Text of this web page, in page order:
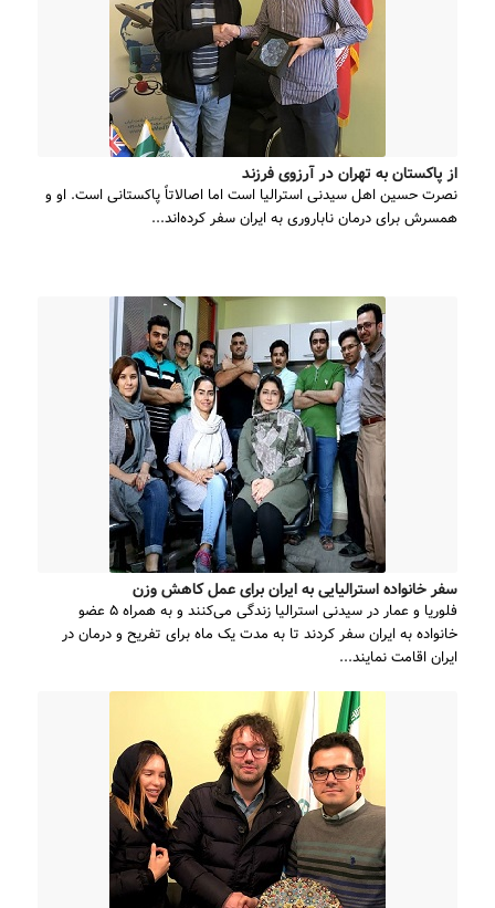
از پاکستان به تهران در آرزوی فرزند
نصرت حسین اهل سیدنی استرالیا است اما اصالاتاً پاکستانی است. او و
همسرش برای درمان ناباروری به ایران سفر کرده‌اند...
سفر خانواده استرالیایی به ایران برای عمل کاهش وزن
فلوریا و عمار در سیدنی استرالیا زندگی می‌کنند و به همراه ۵ عضو
خانواده‌ به ایران سفر کردند تا به مدت یک ماه برای تفریح و درمان در
ایران اقامت نمایند...